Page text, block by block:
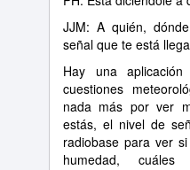
JJM: A quién,
señal que te está
Hay una
cuestiones
nada más por ver
estás, el nivel de
radiobase para ver
humedad,